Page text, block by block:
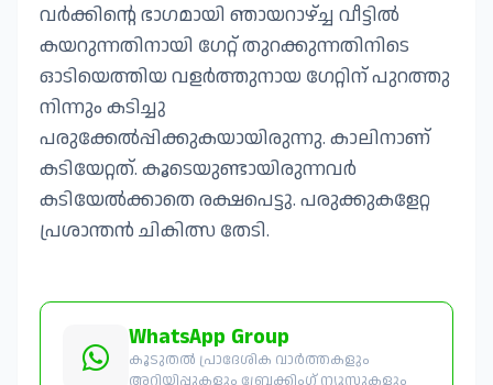
വർക്കിൻ്റെ ഭാഗമായി ഞായറാഴ്ച്ച വീട്ടില്‍
കയറുന്നതിനായി ഗേറ്റ് തുറക്കുന്നതിനിടെ
ഓടിയെത്തിയ വളർത്തുനായ ഗേറ്റിന് പുറത്തു
നിന്നും കടിച്ചു
പരുക്കേല്‍പ്പിക്കുകയായിരുന്നു. കാലിനാണ്
കടിയേറ്റത്. കൂടെയുണ്ടായിരുന്നവർ
കടിയേല്‍ക്കാതെ രക്ഷപെട്ടു. പരുക്കുകളേറ്റ
പ്രശാന്തൻ ചികിത്സ തേടി.
WhatsApp Group
കൂടുതൽ പ്രാദേശിക വാർത്തകളും
അറിയിപ്പുകളും ബ്രേക്കിംഗ് ന്യൂസുകളും